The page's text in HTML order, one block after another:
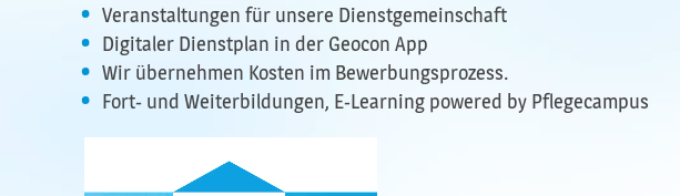
Veranstaltungen für unsere Dienstgemeinschaft
Digitaler Dienstplan in der Geocon App
Wir übernehmen Kosten im Bewerbungsprozess.
Fort- und Weiterbildungen, E-Learning powered by Pflegecampus